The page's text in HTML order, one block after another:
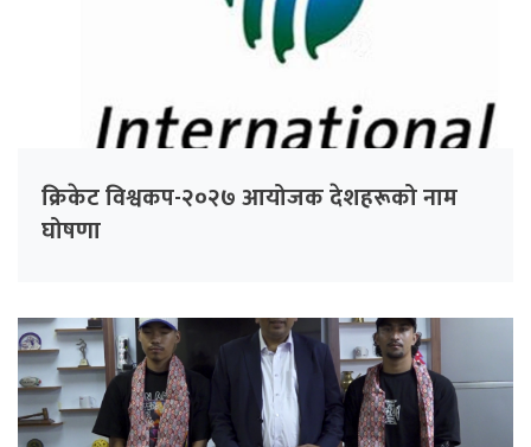
क्रिकेट विश्वकप-२०२७ आयोजक देशहरूको नाम
घोषणा